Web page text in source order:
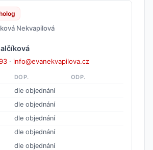
Nekvapilová
· info@evanekvapilova.cz
DOP. ODP.
dle objednání
dle objednání
dle objednání
dle objednání
dle objednání